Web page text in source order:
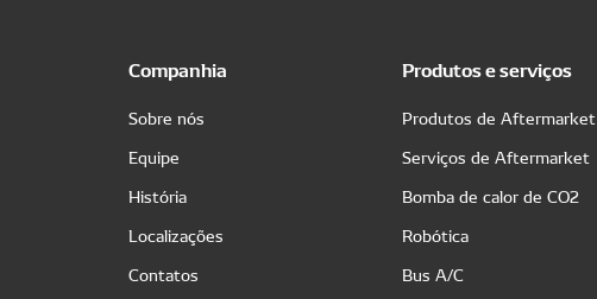
Companhia
Sobre nós
Equipe
História
Localizações
Contatos
Produtos e serviços
Produtos de Aftermarket
Serviços de Aftermarket
Bomba de calor de CO2
Robótica
Bus A/C